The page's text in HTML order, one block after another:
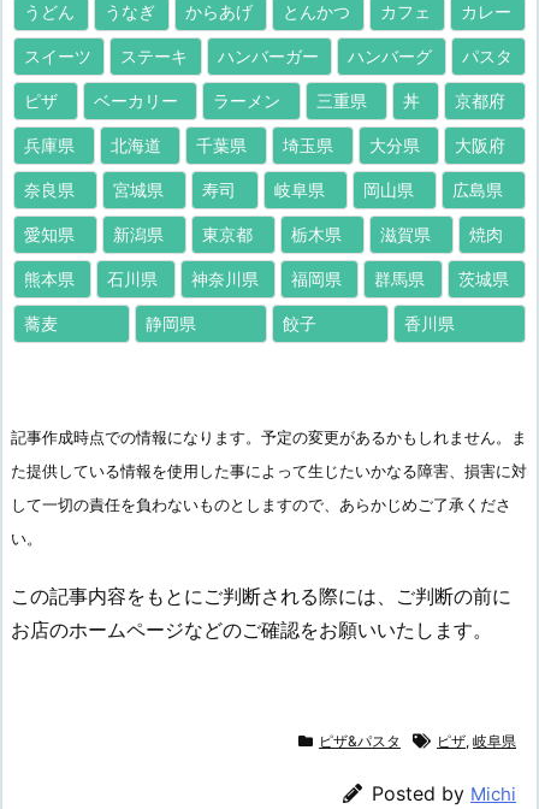
うどん うなぎ からあげ とんかつ カフェ カレー
スイーツ ステーキ ハンバーガー ハンバーグ パスタ
ピザ ベーカリー ラーメン 三重県 丼 京都府
兵庫県 北海道 千葉県 埼玉県 大分県 大阪府
奈良県 宮城県 寿司 岐阜県 岡山県 広島県
愛知県 新潟県 東京都 栃木県 滋賀県 焼肉
熊本県 石川県 神奈川県 福岡県 群馬県 茨城県
蕎麦 静岡県 餃子 香川県
記事作成時点での情報になります。予定の変更があるかもしれません。ま
た提供している情報を使用した事によって生じたいかなる障害、損害に対
して一切の責任を負わないものとしますので、あらかじめご了承くださ
い。
この記事内容をもとにご判断される際には、ご判断の前に
お店のホームページなどのご確認をお願いいたします。
ピザ&パスタ ピザ, 岐阜県
Posted by Michi